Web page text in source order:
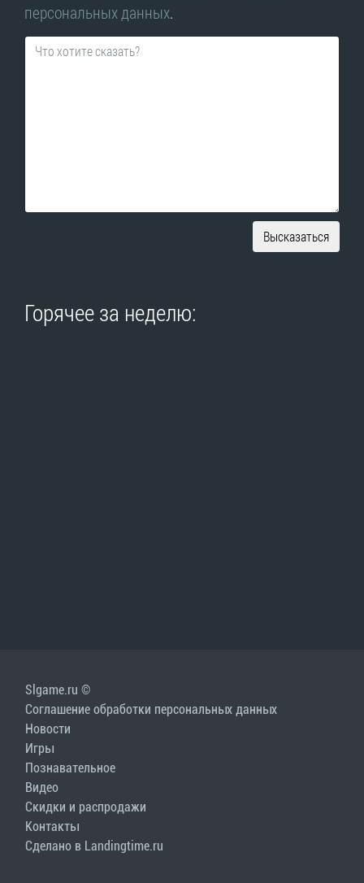
персональных данных.
Высказаться
Горячее за неделю:
Slgame.ru ©
Соглашение обработки персональных данных
Новости
Игры
Познавательное
Видео
Скидки и распродажи
Контакты
Сделано в Landingtime.ru